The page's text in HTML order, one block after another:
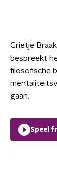
Grietje
bespreekt
filosofische
gaan.
Speel